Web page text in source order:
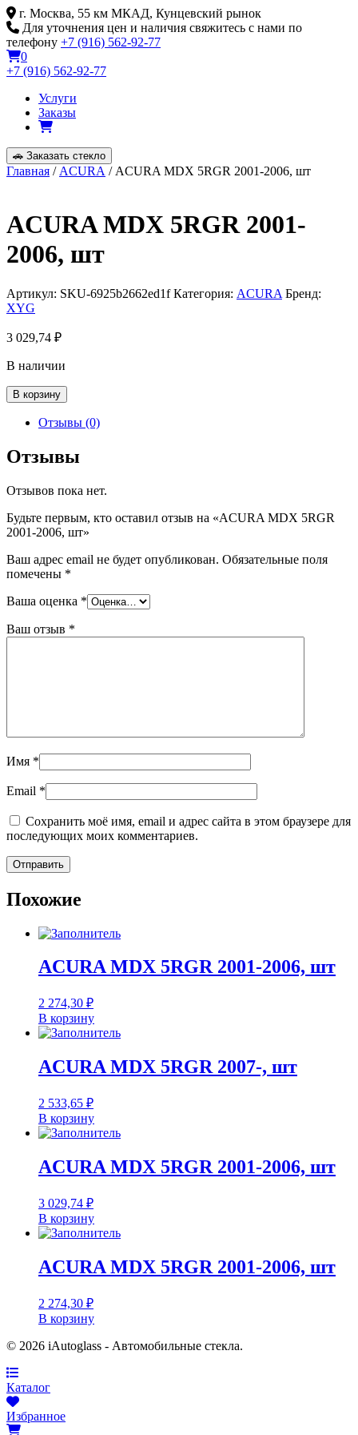
Skip
to
content
г. Москва, 55 км МКАД, Кунцевский рынок
Для уточнения цен и наличия свяжитесь с нами по
телефону +7 (916) 562-92-77
0
+7 (916) 562-92-77
Услуги
Заказы
🚗 Заказать стекло
Главная / ACURA / ACURA MDX 5RGR 2001-2006, шт
ACURA MDX 5RGR 2001-
2006, шт
Артикул: SKU-6925b2662ed1f Категория: ACURA Бренд:
XYG
3 029,74 ₽
В наличии
Количество
товара
ACURA
5RGR
2001-
шт
В корзину
Отзывы (0)
Отзывы
Отзывов пока нет.
Будьте первым, кто оставил отзыв на «ACURA MDX 5RGR
2001-2006, шт»
Ваш адрес email не будет опубликован. Обязательные поля
помечены *
Ваша оценка *
Ваш отзыв *
Имя *
Email *
Сохранить моё имя, email и адрес сайта в этом браузере для
последующих моих комментариев.
Похожие
ACURA MDX 5RGR 2001-2006, шт
2 274,30 ₽
В корзину
ACURA MDX 5RGR 2007-, шт
2 533,65 ₽
В корзину
ACURA MDX 5RGR 2001-2006, шт
3 029,74 ₽
В корзину
ACURA MDX 5RGR 2001-2006, шт
2 274,30 ₽
В корзину
© 2026 iAutoglass - Автомобильные стекла.
Каталог
Избранное